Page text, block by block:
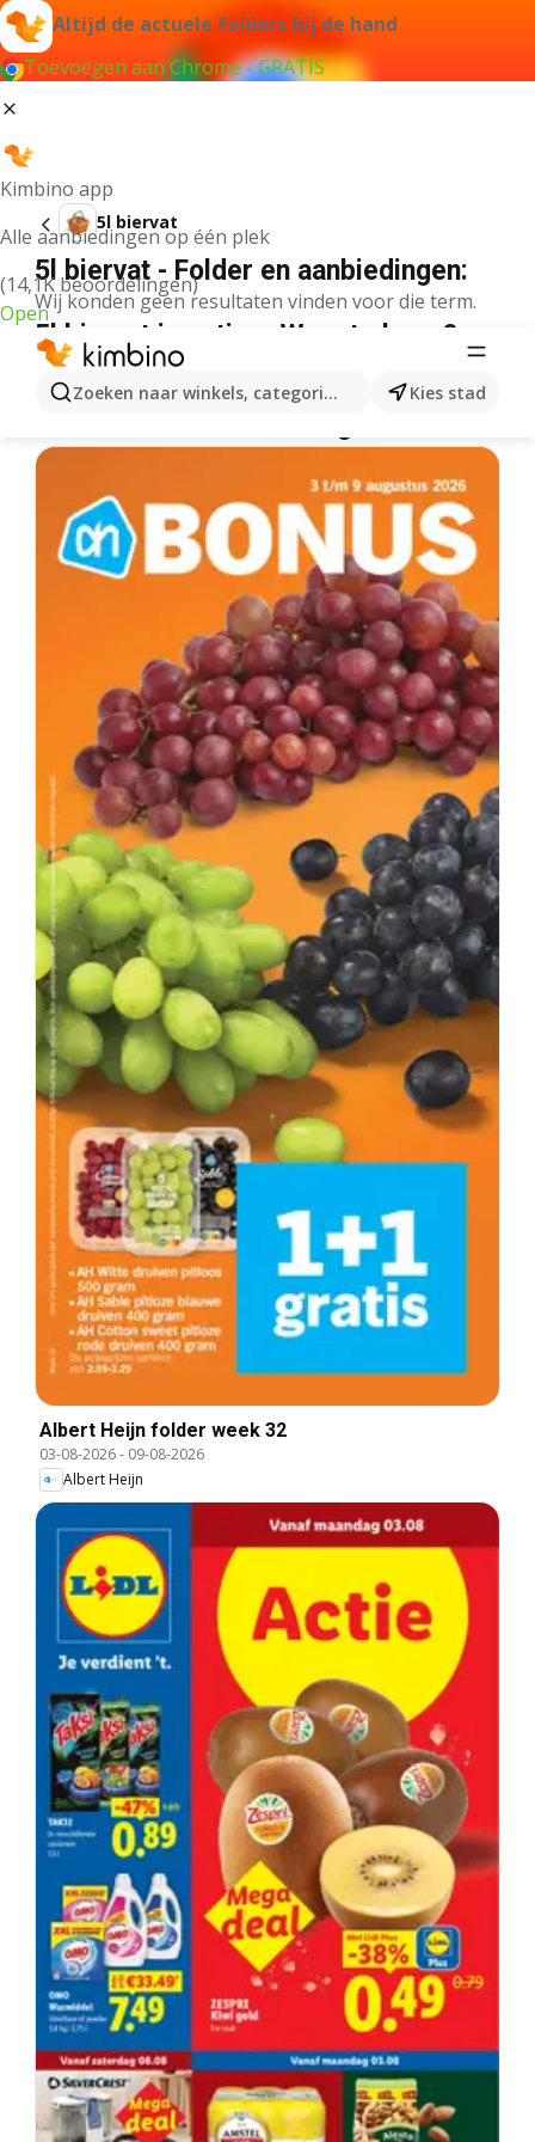
Altijd de actuele folders bij de hand
Toevoegen aan Chrome - GRATIS
Kimbino app
Alle aanbiedingen op één plek
(14,1K beoordelingen)
Open
Zoeken naar winkels, categorieën, producten...
Kies stad
5l biervat
5l biervat - Folder en aanbiedingen:
Wij konden geen resultaten vinden voor die term.
5l biervat in actie – Waar te koop?
Albert Heijn folder week 32
03-08-2026- 09-08-2026
Albert Heijn